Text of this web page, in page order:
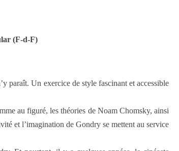
(F-d-F)
paraît. Un exercice de style fascinant et accessible
au figuré, les théories de Noam Chomsky, ainsi
et l’imagination de Gondry se mettent au service